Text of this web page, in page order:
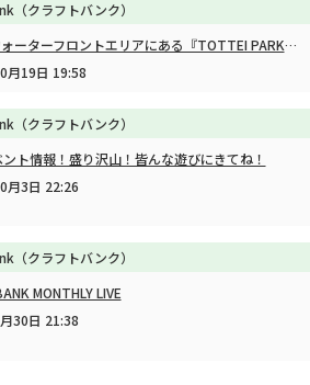
（クラフトバンク）
神戸のウォーターフロントエリアにある『TOTTEI PARK』にて、まちなかアウトドアをテーマにしたビールフェスに出店します！
月19日 19:58
（クラフトバンク）
ト情報！盛り沢山！皆んな遊びにきてね！
月3日 22:26
（クラフトバンク）
MONTHLY LIVE
30日 21:38